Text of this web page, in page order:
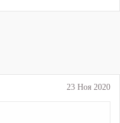
23 Ноя 2020